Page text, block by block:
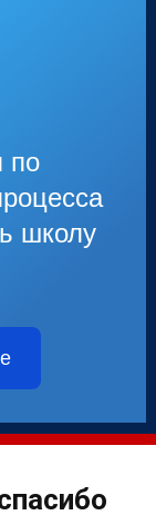
по
школу